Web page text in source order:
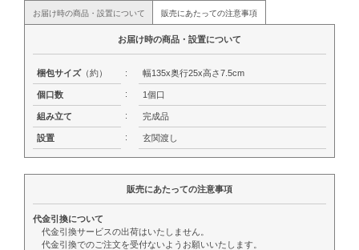
お届け時の商品・設置について 販売にあたっての注意事項
お届け時の商品・設置について
梱包サイズ（約） : 幅135x奥行25x高さ7.5cm
個口数 : 1個口
組み立て : 完成品
設置 : 玄関渡し
販売にあたっての注意事項
代金引換について
代金引換サービスの出荷はいたしません。
代金引換でのご注文を受付ないようお願いいたします。